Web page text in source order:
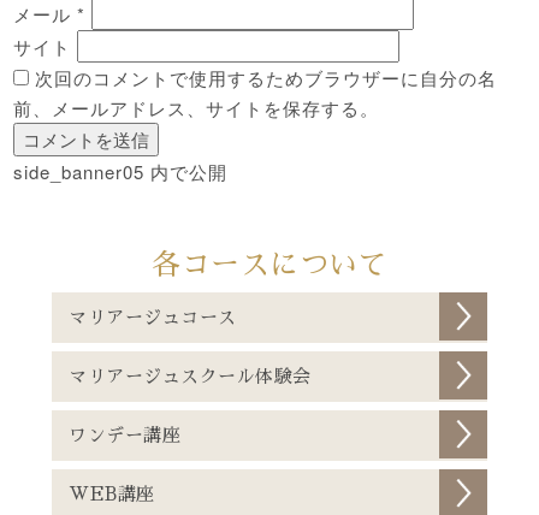
メール*
サイト
次回のコメントで使用するためブラウザーに自分の名
前、メールアドレス、サイトを保存する。
投
side_banner05 内で公開
各コースについて
マリアージュコース
マリアージュスクール体験会
ワンデー講座
WEB講座